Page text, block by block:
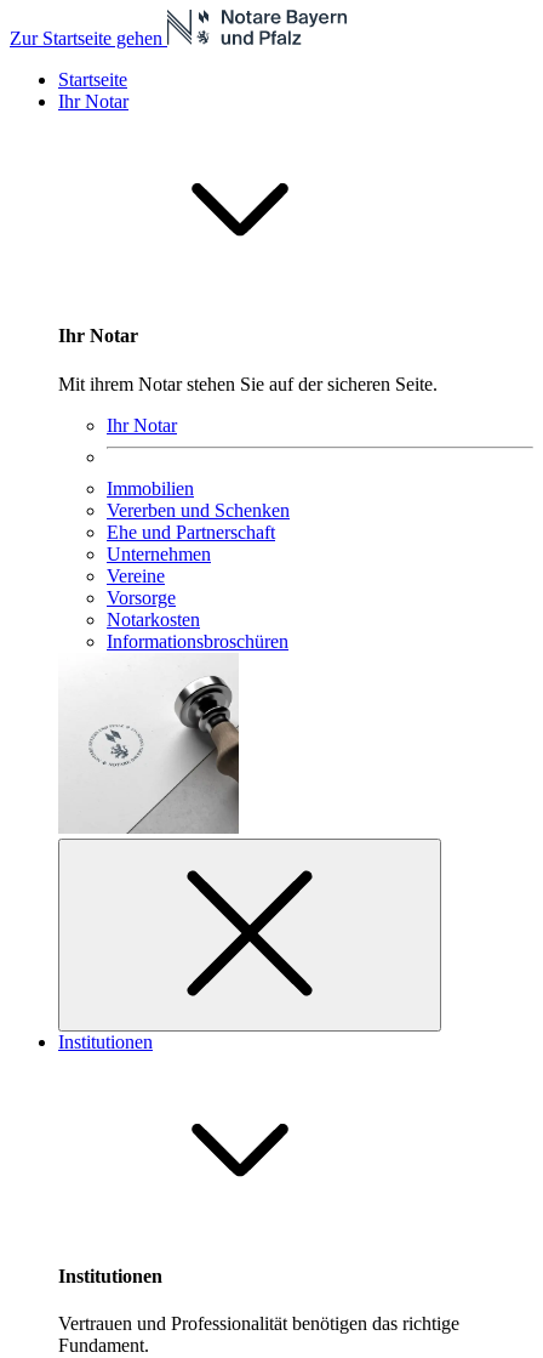
Zur Startseite gehen
Startseite
Ihr Notar
Ihr Notar
Mit ihrem Notar stehen Sie auf der sicheren Seite.
Ihr Notar
Immobilien
Vererben und Schenken
Ehe und Partnerschaft
Unternehmen
Vereine
Vorsorge
Notarkosten
Informationsbroschüren
Institutionen
Institutionen
Vertrauen und Professionalität benötigen das richtige
Fundament.